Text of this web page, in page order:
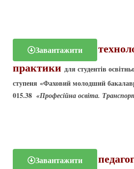
Робоча програма
практики для студентів
ступеня «Фаховий молодший
015.38 «Професійна освіта.
Завантажити
Робоча програма
Завантажити